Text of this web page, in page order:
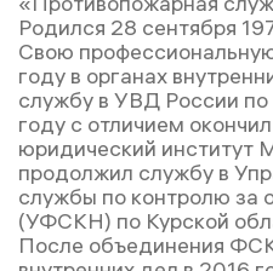
Родился 28 сентября
Свою
году в органах
службу в УВД России
году с отличием
юридический институт
продолжил службу в
службы по контролю за
(УФСКН) по Курской
После объединения